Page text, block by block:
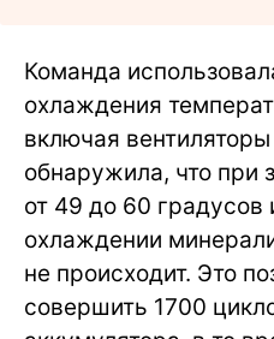
Команда
охлаждения
включая
обнаружила, что при
от 49 до 60
охлаждении
не происходит. Это
совершить 1700